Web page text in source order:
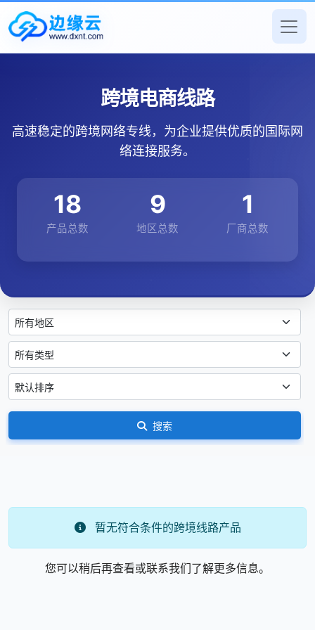
跨境电商线路
高速稳定的跨境网络专线，为企业提供优质的国际网
络连接服务。
18
产品总数
9
地区总数
1
厂商总数
搜索
暂无符合条件的跨境线路产品
您可以稍后再查看或联系我们了解更多信息。